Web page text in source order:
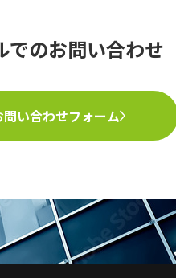
でのお問い合わせ
問い合わせフォーム